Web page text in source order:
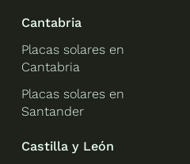
Cantabria
Placas solares en
Cantabria
Placas solares en
Santander
Castilla y León